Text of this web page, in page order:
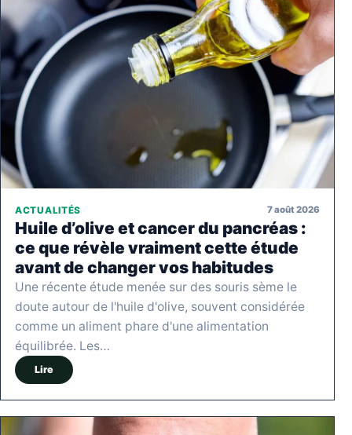
ACTUALITÉS 7 août 2026
Huile d’olive et cancer du pancréas :
ce que révèle vraiment cette étude
avant de changer vos habitudes
Une récente étude menée sur des souris sème le
doute autour de l'huile d'olive, souvent considérée
comme un aliment phare d'une alimentation
équilibrée. Les…
Lire